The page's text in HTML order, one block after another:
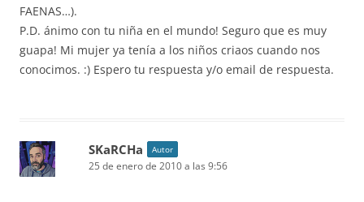
FAENAS…).
P.D. ánimo con tu niña en el mundo! Seguro que es muy
guapa! Mi mujer ya tenía a los niños criaos cuando nos
conocimos. :) Espero tu respuesta y/o email de respuesta.
SKaRCHa Autor
25 de enero de 2010 a las 9:56